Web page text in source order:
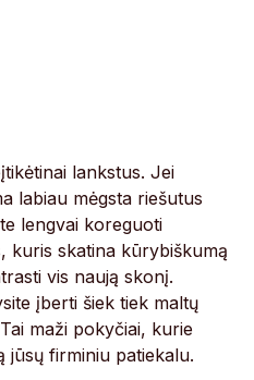
lankstus. Jei
labiau mėgsta riešutus
lengvai koreguoti
kuris skatina kūrybiškumą
vis naują skonį.
įberti šiek tiek maltų
maži pokyčiai, kurie
jūsų firminiu patiekalu.